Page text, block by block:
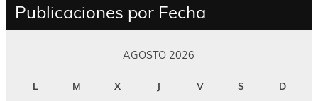
Publicaciones por Fecha
AGOSTO 2026
L M X J V S D